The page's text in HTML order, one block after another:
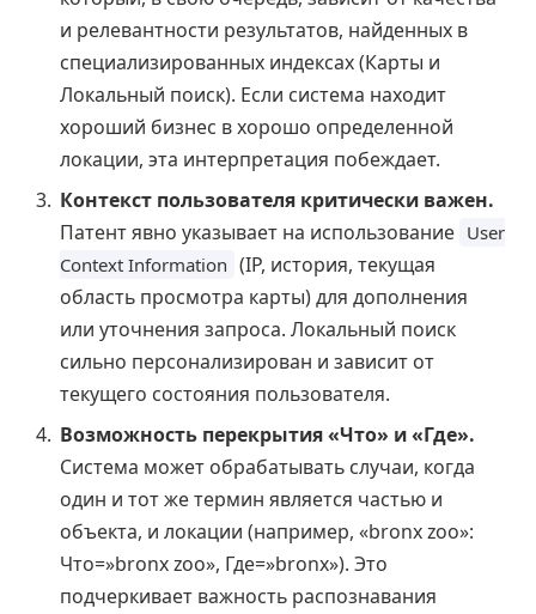
и релевантности результатов, найденных в
специализированных индексах (Карты и
Локальный поиск). Если система находит
хороший бизнес в хорошо определенной
локации, эта интерпретация побеждает.
Контекст пользователя критически важен.
Патент явно указывает на использование User
Context Information (IP, история, текущая
область просмотра карты) для дополнения
или уточнения запроса. Локальный поиск
сильно персонализирован и зависит от
текущего состояния пользователя.
Возможность перекрытия «Что» и «Где».
Система может обрабатывать случаи, когда
один и тот же термин является частью и
объекта, и локации (например, «bronx zoo»:
Что=»bronx zoo», Где=»bronx»). Это
подчеркивает важность распознавания